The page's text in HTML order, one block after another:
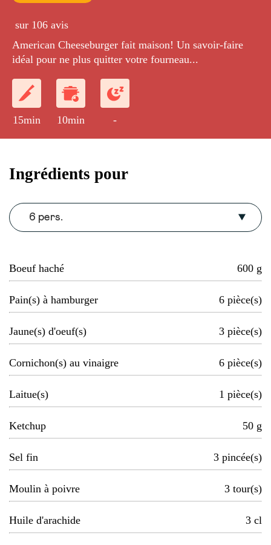
sur 106 avis
American Cheeseburger fait maison! Un savoir-faire
idéal pour ne plus quitter votre fourneau...
15min 10min -
Ingrédients pour
6 pers.
Boeuf haché 600 g
Pain(s) à hamburger 6 pièce(s)
Jaune(s) d'oeuf(s) 3 pièce(s)
Cornichon(s) au vinaigre 6 pièce(s)
Laitue(s) 1 pièce(s)
Ketchup 50 g
Sel fin 3 pincée(s)
Moulin à poivre 3 tour(s)
Huile d'arachide 3 cl